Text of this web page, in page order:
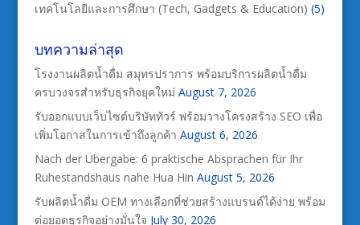
เทคโนโลยีและการศึกษา (Tech, Gadgets & Education) (5)
บทความล่าสุด
โรงงานผลิตน้ำดื่ม สมุทรปราการ พร้อมบริการผลิตน้ำดื่ม
ครบวงจรสำหรับธุรกิจยุคใหม่ August 7, 2026
รับออกแบบเว็บไซต์บริษัททัวร์ พร้อมวางโครงสร้าง SEO เพื่อ
เพิ่มโอกาสในการเข้าถึงลูกค้า August 6, 2026
Nach der Übergabe: 6 praktische Absprachen für Ihr
Ruhestandshaus nahe Hua Hin August 5, 2026
รับผลิตน้ำดื่ม OEM ทางเลือกที่ช่วยสร้างแบรนด์ได้ง่าย พร้อม
ต่อยอดธุรกิจอย่างมั่นใจ July 30, 2026